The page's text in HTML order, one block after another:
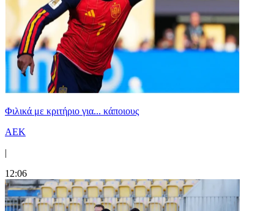
Φιλικά με κριτήριο για... κάποιους
ΑΕΚ
|
12:06